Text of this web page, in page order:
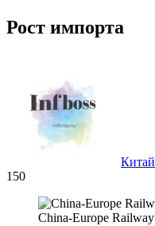
Рост импорта
Китай
150
China-Europe